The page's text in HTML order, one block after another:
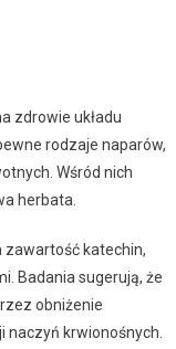
zdrowie układu
rodzaje naparów,
Wśród nich
herbata.
zawartość katechin,
Badania sugerują, że
obniżenie
naczyń krwionośnych.